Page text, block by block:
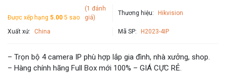
Được xếp hạng 5.00 5 sao
(1 đánh
giá)
Thương hiệu: Hikvision
Xuất xứ: China Mã SP: H2023-4IP
– Trọn bộ 4 camera IP phù hợp lắp gia đình, nhà xưởng, shop.
– Hàng chính hãng Full Box mới 100% – GIÁ CỰC RẺ.